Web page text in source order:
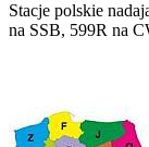
Stacje polskie
na SSB, 599R na